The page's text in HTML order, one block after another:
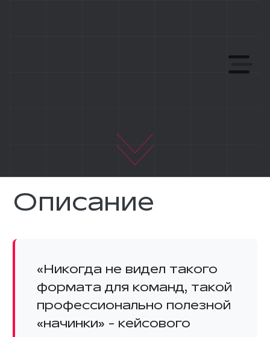
Описание
«Никогда не видел такого
формата для команд, такой
профессионально полезной
«начинки» - кейсового